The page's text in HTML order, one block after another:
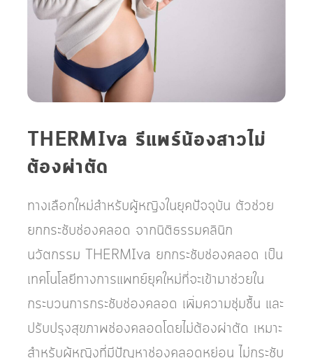
THERMIva รีแพร์น้องสาวไม่
ต้องผ่าตัด
ทางเลือกใหม่สำหรับผู้หญิงในยุคปัจจุบัน ตัวช่วย
ยกกระชับช่องคลอด จากนิติธรรมคลินิก
นวัตกรรม THERMIva ยกกระชับช่องคลอด เป็น
เทคโนโลยีทางการแพทย์ยุคใหม่ที่จะเข้ามาช่วยใน
กระบวนการกระชับช่องคลอด เพิ่มความชุ่มชื้น และ
ปรับปรุงสุขภาพช่องคลอดโดยไม่ต้องผ่าตัด เหมาะ
สำหรับผู้หญิงที่มีปัญหาช่องคลอดหย่อน ไม่กระชับ